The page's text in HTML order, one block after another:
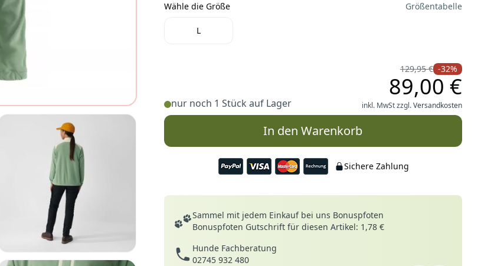
Wähle die Größe Größentabelle
L
nur noch 1 Stück auf Lager
129,95 € -32%
89,00 €
inkl. MwSt zzgl.Versandkosten
In den Warenkorb
Sichere Zahlung
Deine Vorteile
Sammel mit jedem Einkauf bei uns Bonuspfoten
Bonuspfoten Gutschrift für diesen Artikel: 1,78 €
Hunde Fachberatung
02745 932 480